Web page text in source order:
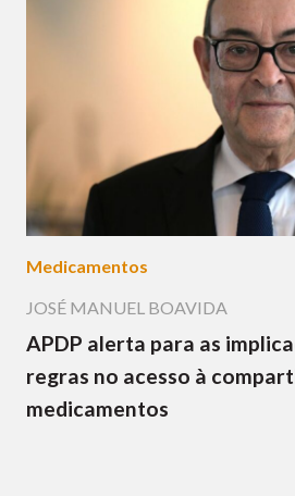
Medicamentos
JOSÉ MANUEL BOAVIDA
APDP alerta para as
regras no acesso à
medicamentos